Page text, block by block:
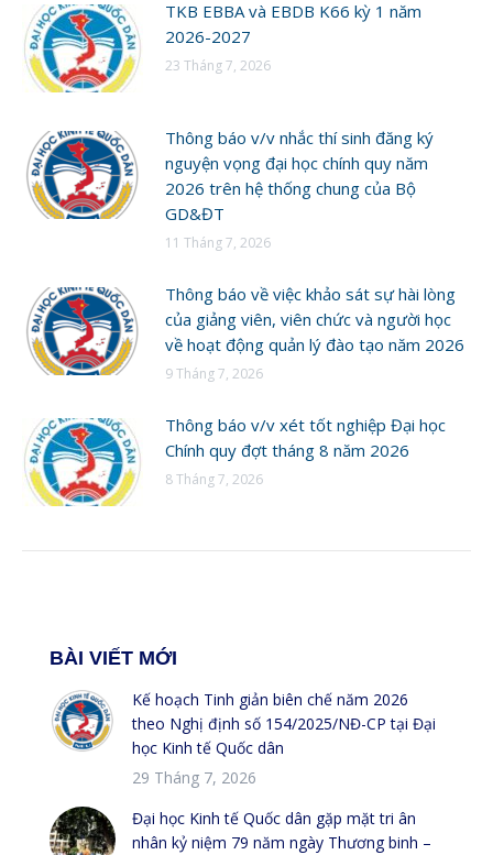
TKB EBBA và EBDB K66 kỳ 1 năm
2026-2027
23 Tháng 7, 2026
Thông báo v/v nhắc thí sinh đăng ký
nguyện vọng đại học chính quy năm
2026 trên hệ thống chung của Bộ
GD&ĐT
11 Tháng 7, 2026
Thông báo về việc khảo sát sự hài lòng
của giảng viên, viên chức và người học
về hoạt động quản lý đào tạo năm 2026
9 Tháng 7, 2026
Thông báo v/v xét tốt nghiệp Đại học
Chính quy đợt tháng 8 năm 2026
8 Tháng 7, 2026
BÀI VIẾT MỚI
Kế hoạch Tinh giản biên chế năm 2026
theo Nghị định số 154/2025/NĐ-CP tại Đại
học Kinh tế Quốc dân
29 Tháng 7, 2026
Đại học Kinh tế Quốc dân gặp mặt tri ân
nhân kỷ niệm 79 năm ngày Thương binh –